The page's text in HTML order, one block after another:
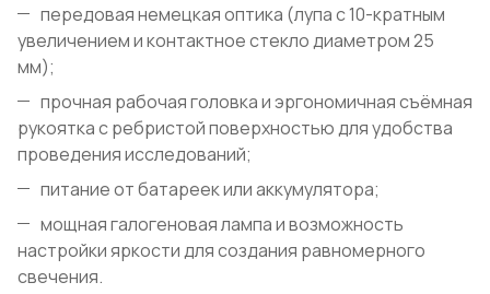
передовая немецкая оптика (лупа с 10-кратным
увеличением и контактное стекло диаметром 25
мм);
прочная рабочая головка и эргономичная съёмная
рукоятка с ребристой поверхностью для удобства
проведения исследований;
питание от батареек или аккумулятора;
мощная галогеновая лампа и возможность
настройки яркости для создания равномерного
свечения.